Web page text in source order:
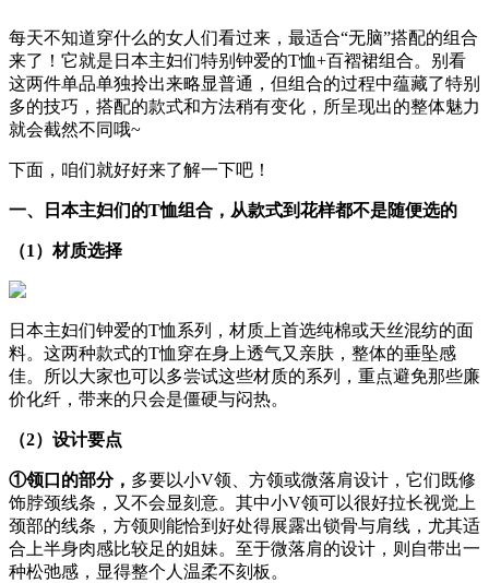
每天不知道穿什么的女人们看过来，最适合“无脑”搭配的组合
来了！它就是日本主妇们特别钟爱的T恤+百褶裙组合。别看
这两件单品单独拎出来略显普通，但组合的过程中蕴藏了特别
多的技巧，搭配的款式和方法稍有变化，所呈现出的整体魅力
就会截然不同哦~
下面，咱们就好好来了解一下吧！
一、日本主妇们的T恤组合，从款式到花样都不是随便选的
（1）材质选择
日本主妇们钟爱的T恤系列，材质上首选纯棉或天丝混纺的面
料。这两种款式的T恤穿在身上透气又亲肤，整体的垂坠感
佳。所以大家也可以多尝试这些材质的系列，重点避免那些廉
价化纤，带来的只会是僵硬与闷热。
（2）设计要点
①领口的部分， 多要以小V领、方领或微落肩设计，它们既修
饰脖颈线条，又不会显刻意。其中小V领可以很好拉长视觉上
颈部的线条，方领则能恰到好处得展露出锁骨与肩线，尤其适
合上半身肉感比较足的姐妹。至于微落肩的设计，则自带出一
种松弛感，显得整个人温柔不刻板。